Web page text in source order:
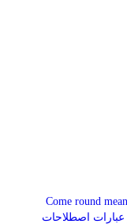
Come round
اصطلاحات